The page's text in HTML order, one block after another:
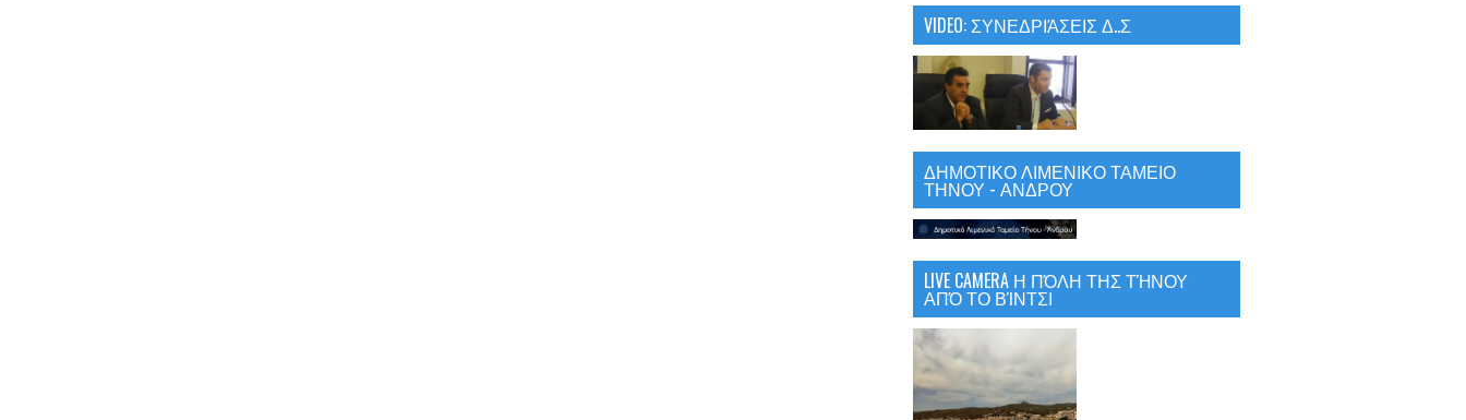
VIDEO: ΣΥΝΕΔΡΙΆΣΕΙΣ Δ..Σ
ΔΗΜΟΤΙΚΟ ΛΙΜΕΝΙΚΟ ΤΑΜΕΙΟ
ΤΗΝΟΥ - ΑΝΔΡΟΥ
LIVE CAMERA Η ΠΌΛΗ ΤΗΣ ΤΉΝΟΥ
ΑΠΌ ΤΟ ΒΊΝΤΣΙ